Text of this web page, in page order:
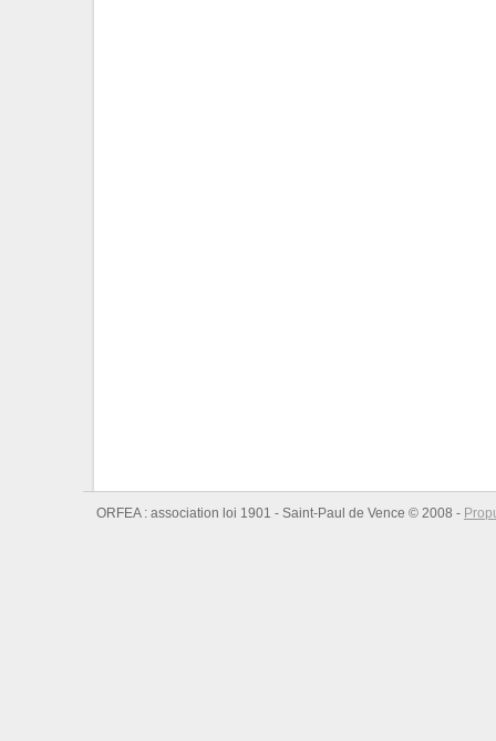
ORFEA : association loi 1901 - Saint-Paul de Vence © 2008 -